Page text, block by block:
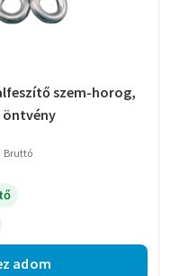
szem-horog,
Bruttó
adom